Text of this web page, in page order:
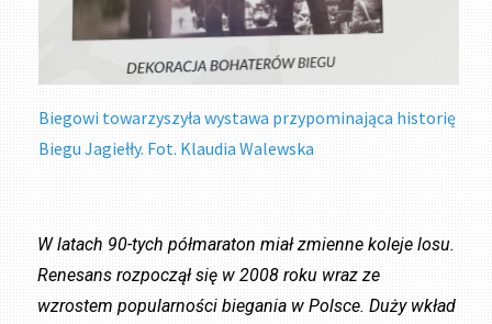
Biegowi towarzyszyła wystawa przypominająca historię
Biegu Jagiełły. Fot. Klaudia Walewska
W latach 90-tych półmaraton miał zmienne koleje losu.
Renesans rozpoczął się w 2008 roku wraz ze
wzrostem popularności biegania w Polsce. Duży wkład